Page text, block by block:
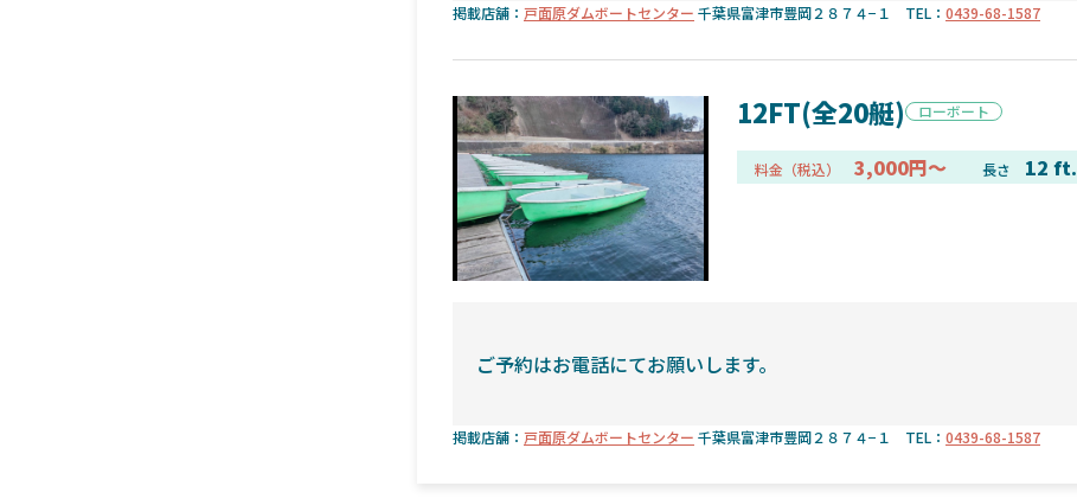
掲載店舗： 戸面原ダムボートセンター 千葉県富津市豊岡２８７４−１ TEL： 0439-68-1587
12FT(全20艇) ローボート
料金（税込） 3,000円～ 長さ 12 ft.
ご予約はお電話にてお願いします。
掲載店舗： 戸面原ダムボートセンター 千葉県富津市豊岡２８７４−１ TEL： 0439-68-1587